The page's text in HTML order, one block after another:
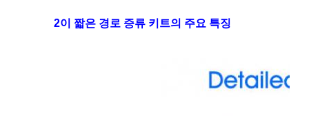
2이 짧은 경로 증류 키트의 주요 특징